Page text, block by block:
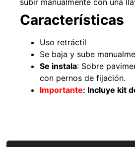
Características
Uso retráctil
Se baja y sube
Se instala: Sobre
con pernos de fijación.
Importante: Incluye kit